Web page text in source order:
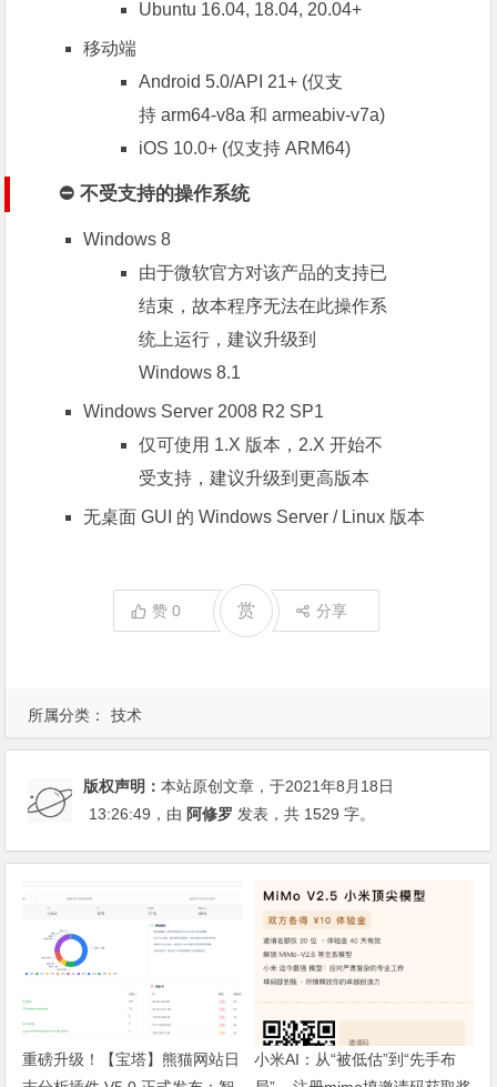
Ubuntu 16.04, 18.04, 20.04+
移动端
Android 5.0/API 21+ (仅支
持arm64-v8a 和armeabiv-v7a)
iOS 10.0+ (仅支持 ARM64)
⛔ 不受支持的操作系统
Windows 8
由于微软官方对该产品的支持已
结束 ，故本程序无法在此操作系
统上运行，建议升级到
Windows 8.1
Windows Server 2008 R2 SP1
仅可使用 1.X 版本，2.X 开始不
受支持，建议升级到更高版本
无桌面 GUI 的 Windows Server / Linux 版本
赞0 赏 分享
所属分类： 技术
版权声明：本站原创文章，于2021年8月18日
13:26:49 ，由 阿修罗 发表，共 1529 字。
重磅升级！【宝塔】熊猫网站日
小米AI：从“被低估”到“先手布